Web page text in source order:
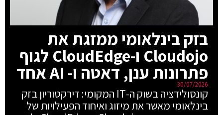
בזק בינלאומי ממזגת את
Cloudojo ו-CloudEdge לגוף
פתרונות ענן, דאטה ו- AI אחד
30/07/2026
קונסולידציה בשוק ה-IT המקומי: דירקטוריון בזק
בינלאומי מאשר את מיזוג ואיחוד הפעילויות של